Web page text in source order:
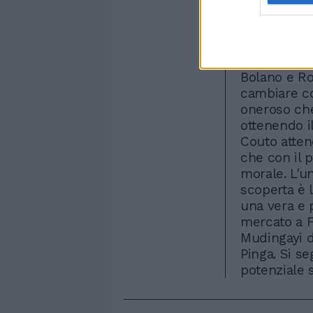
Loreto,
trattativa
Bolano e
cambiare
oneroso
ottenendo
Couto
che con il
morale.
scoperta è
una vera e
mercato a
Mudingayi
Pinga. Si
potenziale